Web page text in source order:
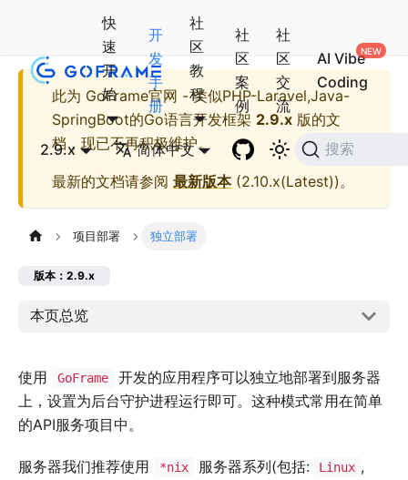
快
速
开
始
开
发
手
册
社
区
教
程
社
区
案
例
社
区
交
流
AI Vibe
Coding
2.9.x 简体中文 搜索
此为 GoFrame官网 - 类似PHP-Laravel,Java-
SpringBoot的Go语言开发框架 2.9.x 版的文
档，现已不再积极维护。
最新的文档请参阅 最新版本(2.10.x(Latest))。
项目部署 独立部署
版本：2.9.x
本页总览
使用 GoFrame
开发的应用程序可以独立地部署到服务器
上，设置为后台守护进程运行即可。这种模式常用在简单
的API服务项目中。
服务器我们推荐使用 *nix 服务器系列(包括: Linux ,